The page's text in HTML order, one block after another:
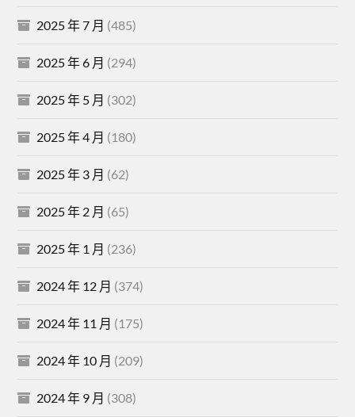
2025 年 7 月 (485)
2025 年 6 月 (294)
2025 年 5 月 (302)
2025 年 4 月 (180)
2025 年 3 月 (62)
2025 年 2 月 (65)
2025 年 1 月 (236)
2024 年 12 月 (374)
2024 年 11 月 (175)
2024 年 10 月 (209)
2024 年 9 月 (308)